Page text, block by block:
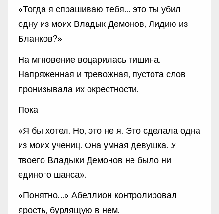
«Тогда я спрашиваю тебя… это ты убил
одну из моих Владык Демонов, Лидию из
Бланков?»
На мгновение воцарилась тишина.
Напряженная и тревожная, пустота слов
пронизывала их окрестности.
Пока —
«Я бы хотел. Но, это не я. Это сделала одна
из моих учениц. Она умная девушка. У
твоего Владыки Демонов не было ни
единого шанса».
«Понятно…» Абеллион контролировал
ярость, бурлящую в нем.